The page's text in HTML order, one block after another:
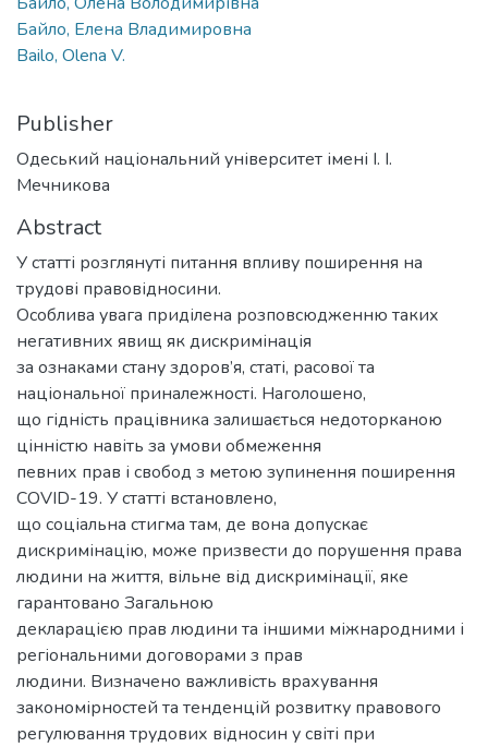
Байло, Елена Владимировна
Bailo, Olena V.
Publisher
Одеський національний університет імені І. І.
Мечникова
Abstract
У статті розглянуті питання впливу поширення на
трудові правовідносини.
Особлива увага приділена розповсюдженню таких
негативних явищ як дискримінація
за ознаками стану здоров’я, статі, расової та
національної приналежності. Наголошено,
що гідність працівника залишається недоторканою
цінністю навіть за умови обмеження
певних прав і свобод з метою зупинення поширення
COVID-19. У статті встановлено,
що соціальна стигма там, де вона допускає
дискримінацію, може призвести до порушення права
людини на життя, вільне від дискримінації, яке
гарантовано Загальною
декларацією прав людини та іншими міжнародними і
регіональними договорами з прав
людини. Визначено важливість врахування
закономірностей та тенденцій розвитку правового
регулювання трудових відносин у світі при